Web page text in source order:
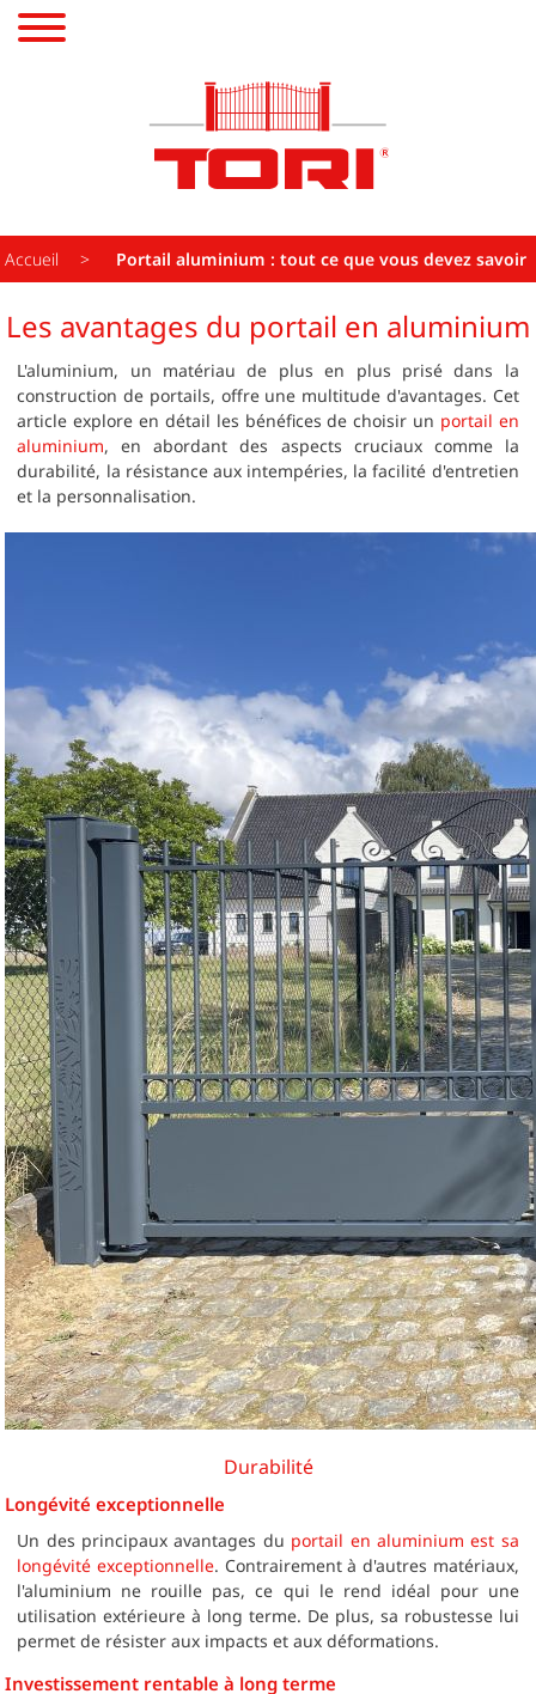
CARPORTS
GARAGES
PORCHES
CUISINES
SHOWROOM
DEVIS &
CONTACT
PERGOLAS
Transformez votre extérieur en un espace d'excellence
Accueil Portail aluminium : tout ce que vous devez savoir
Les avantages du portail en aluminium
L'aluminium, un matériau de plus en plus prisé dans la
construction de portails, offre une multitude d'avantages. Cet
article explore en détail les bénéfices de choisir un portail en
aluminium, en abordant des aspects cruciaux comme la
durabilité, la résistance aux intempéries, la facilité d'entretien
et la personnalisation.
Durabilité
Longévité exceptionnelle
Un des principaux avantages du portail en aluminium est sa
longévité exceptionnelle. Contrairement à d'autres matériaux,
l'aluminium ne rouille pas, ce qui le rend idéal pour une
utilisation extérieure à long terme. De plus, sa robustesse lui
permet de résister aux impacts et aux déformations.
Investissement rentable à long terme